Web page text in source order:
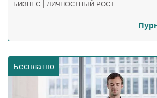
БИЗНЕС | ЛИЧНОСТНЫЙ РОСТ
Бесплатно